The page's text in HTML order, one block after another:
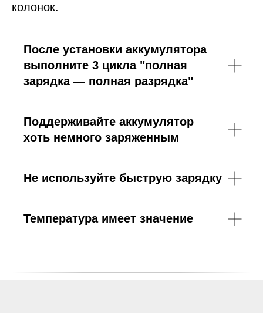
колонок.
После установки аккумулятора
выполните 3 цикла "полная
зарядка — полная разрядка"
Поддерживайте аккумулятор
хоть немного заряженным
Не используйте быструю зарядку
Температура имеет значение